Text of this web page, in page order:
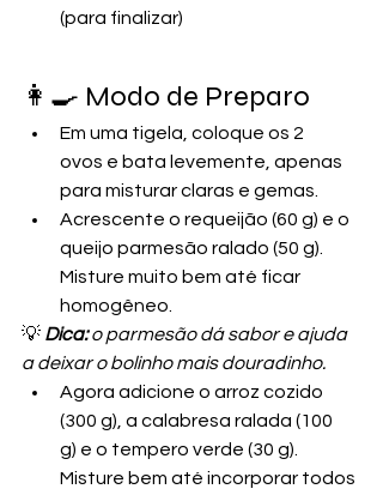
(para finalizar)
👩‍🍳 Modo de Preparo
Em uma tigela, coloque os 2
ovos e bata levemente, apenas
para misturar claras e gemas.
Acrescente o requeijão (60 g) e o
queijo parmesão ralado (50 g).
Misture muito bem até ficar
homogêneo.
💡 Dica: o parmesão dá sabor e ajuda
a deixar o bolinho mais douradinho.
Agora adicione o arroz cozido
(300 g), a calabresa ralada (100
g) e o tempero verde (30 g).
Misture bem até incorporar todos